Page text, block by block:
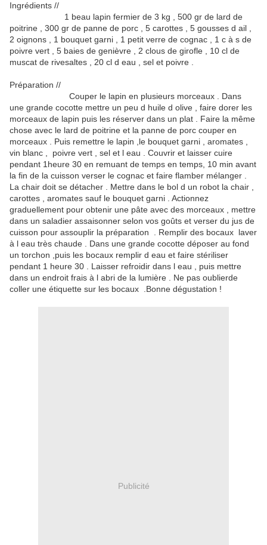
Ingrédients //
1 beau lapin fermier de 3 kg , 500 gr de lard de
poitrine , 300 gr de panne de porc , 5 carottes , 5 gousses d ail ,
2 oignons , 1 bouquet garni , 1 petit verre de cognac , 1 c à s de
poivre vert , 5 baies de genièvre , 2 clous de girofle , 10 cl de
muscat de rivesaltes , 20 cl d eau , sel et poivre .
Préparation //
Couper le lapin en plusieurs morceaux . Dans
une grande cocotte mettre un peu d huile d olive , faire dorer les
morceaux de lapin puis les réserver dans un plat . Faire la même
chose avec le lard de poitrine et la panne de porc couper en
morceaux . Puis remettre le lapin ,le bouquet garni , aromates ,
vin blanc , poivre vert , sel et l eau . Couvrir et laisser cuire
pendant 1heure 30 en remuant de temps en temps, 10 min avant
la fin de la cuisson verser le cognac et faire flamber mélanger .
La chair doit se détacher . Mettre dans le bol d un robot la chair ,
carottes , aromates sauf le bouquet garni . Actionnez
graduellement pour obtenir une pâte avec des morceaux , mettre
dans un saladier assaisonner selon vos goûts et verser du jus de
cuisson pour assouplir la préparation . Remplir des bocaux laver
à l eau très chaude . Dans une grande cocotte déposer au fond
un torchon ,puis les bocaux remplir d eau et faire stériliser
pendant 1 heure 30 . Laisser refroidir dans l eau , puis mettre
dans un endroit frais à l abri de la lumière . Ne pas oublierde
coller une étiquette sur les bocaux .Bonne dégustation !
Publicité